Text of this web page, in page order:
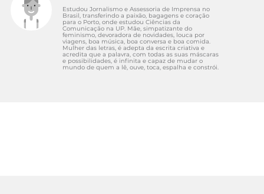
Estudou Jornalismo e Assessoria de Imprensa no
Brasil, transferindo a paixão, bagagens e coração
para o Porto, onde estudou Ciências da
Comunicação na UP. Mãe, simpatizante do
feminismo, devoradora de novidades, louca por
viagens, boa música, boa conversa e boa comida.
Mulher das letras, é adepta da escrita criativa e
acredita que a palavra, com todas as suas máscaras
e possibilidades, é infinita e capaz de mudar o
mundo de quem a lê, ouve, toca, espalha e constrói.